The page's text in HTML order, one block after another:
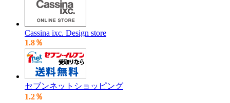
Cassina ixc. Design store
1.8％
セブンネットショッピング
1.2％